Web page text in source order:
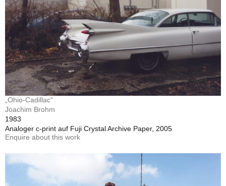
„Ohio-Cadillac“
Joachim Brohm
1983
Analoger c-print auf Fuji Crystal Archive Paper, 2005
Enquire about this work